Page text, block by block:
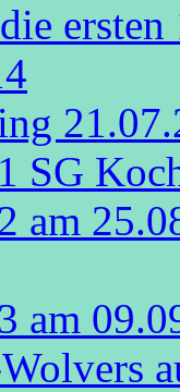
ersten
SG
am
am